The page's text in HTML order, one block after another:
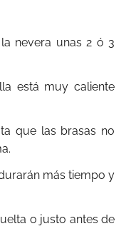
nevera unas 2 ó 3
está muy caliente
que las brasas no
más tiempo y
o justo antes de